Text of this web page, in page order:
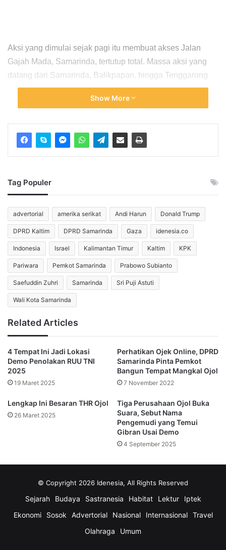
Aksi yang dimulai sejak pagi itu membuat akses Jalan
Gajah Mada, Samarinda, tertutup total. Massa aksi yang
datang dari Samarinda, Balikpapan, hingga Tenggarong
menutup jalan dengan barisan kendaraan dan membakar
ban bekas. Asap hitam pekat pun menyelimuti area sekitar
Dalam orasinya, perwakilan AMKB menyampaikan empat
100.3.3.1/K.673/2023 tentang Penetapan Tarif
ASK oleh seluruh aplikator transportasi daring di
Kaltim.
Penghapusan program tarif murah seperti slot,
akses hemat, dan double order yang dinilai
merugikan penghasilan mitra driver.
Pemberian sanksi tegas berupa penutupan
operasional terhadap aplikator yang tidak
mematuhi SK.
Pembentukan forum resmi yang melibatkan
pemerintah daerah, aplikator, dan mitra driver
untuk mencari solusi bersama.
Berdasarkan SK tersebut, tarif batas bawah ditetapkan
sebesar Rp5.000/km, tarif batas atas Rp7.600/km, dan tarif
minimum Rp18.800 untuk jarak awal 4 km. Regulasi ini
seharusnya berlaku sejak 1 Juli 2025 sesuai surat edaran
Dinas Perhubungan Kaltim. Namun, menurut AMKB,
Grab dan Maxim dinilai belum menyesuaikan tarif sesuai
ketentuan.
Koordinator Roda Dua AMKB, Ivan Jaya, menegaskan aksi
ini adalah bentuk kekecewaan terhadap lambannya
operasional aplikator yang melanggar dihentikan.
Rekan-rekan dari Balikpapan dan Tenggarong
serius,” ujar Ivan.
Show More
Tag Populer
advertorial amerika serikat Andi Harun Donald Trump
DPRD Kaltim DPRD Samarinda Gaza idenesia.co
Indonesia Israel Kalimantan Timur Kaltim KPK
Pariwara Pemkot Samarinda Prabowo Subianto
Saefuddin Zuhri Samarinda Sri Puji Astuti
Wali Kota Samarinda
Related Articles
4 Tempat Ini Jadi Lokasi
Demo Penolakan RUU TNI
2025
19 Maret 2025
Perhatikan Ojek Online, DPRD
Samarinda Pinta Pemkot
Bangun Tempat Mangkal Ojol
7 November 2022
Lengkap Ini Besaran THR Ojol
26 Maret 2025
Tiga Perusahaan Ojol Buka
Suara, Sebut Nama
Pengemudi yang Temui
Gibran Usai Demo
4 September 2025
© Copyright 2026 Idenesia, All Rights Reserved
Sejarah Budaya Sastranesia Habitat Lektur
Iptek
Ekonomi
Sosok Advertorial Nasional Internasional
Travel
Olahraga
Umum